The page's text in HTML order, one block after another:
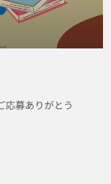
応募ありがとう